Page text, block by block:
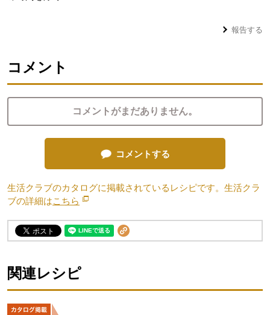
報告する
コメント
コメントがまだありません。
コメントする
生活クラブのカタログに掲載されているレシピです。生活クラ
ブの詳細はこちら 別のウィンドウで開きます。
関連レシピ